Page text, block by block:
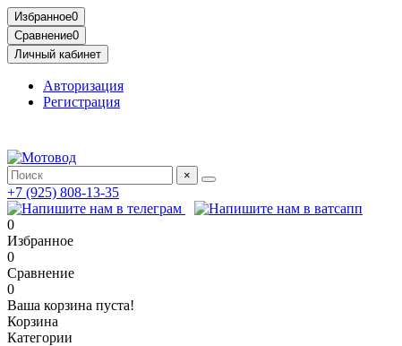
Избранное0
Сравнение0
Личный кабинет
Авторизация
Регистрация
×
+7 (925) 808-13-35
0
Избранное
0
Сравнение
0
Ваша корзина пуста!
Корзина
Категории